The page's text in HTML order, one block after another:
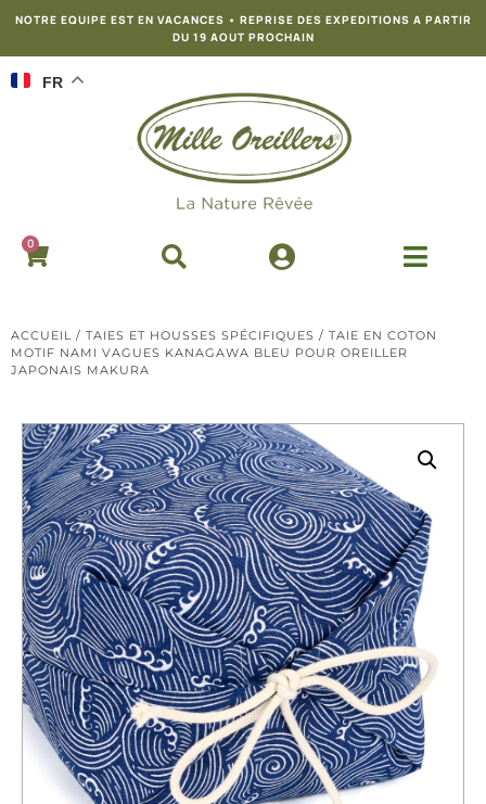
NOTRE EQUIPE EST EN VACANCES • REPRISE DES EXPEDITIONS A PARTIR
DU 19 AOUT PROCHAIN
FR
0
ACCUEIL / TAIES ET HOUSSES SPÉCIFIQUES / TAIE EN COTON
MOTIF NAMI VAGUES KANAGAWA BLEU POUR OREILLER
JAPONAIS MAKURA